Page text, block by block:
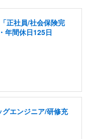
正社員/社会保険完
年間休日125日
グエンジニア/研修充